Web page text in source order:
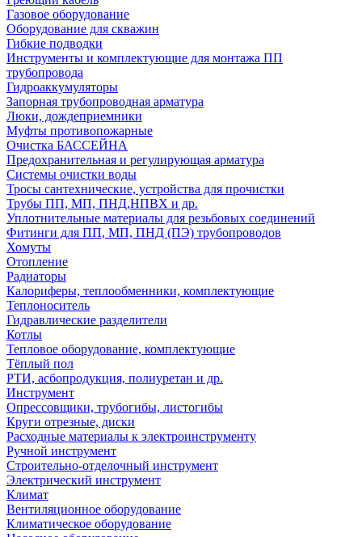
Газовое оборудование
Оборудование для скважин
Гибкие подводки
Инструменты и комплектующие для монтажа ПП
трубопровода
Гидроаккумуляторы
Запорная трубопроводная арматура
Люки, дождеприемники
Муфты противопожарные
Очистка БАССЕЙНА
Предохранительная и регулирующая арматура
Системы очистки воды
Тросы сантехнические, устройства для прочистки
Трубы ПП, МП, ПНД,НПВХ и др.
Уплотнительные материалы для резьбовых соединений
Фитинги для ПП, МП, ПНД (ПЭ) трубопроводов
Хомуты
Отопление
Радиаторы
Калориферы, теплообменники, комплектующие
Теплоноситель
Гидравлические разделители
Котлы
Тепловое оборудование, комплектующие
Тёплый пол
РТИ, асбопродукция, полиуретан и др.
Инструмент
Опрессовщики, трубогибы, листогибы
Круги отрезные, диски
Расходные материалы к электроинструменту
Ручной инструмент
Строительно-отделочный инструмент
Электрический инструмент
Климат
Вентиляционное оборудование
Климатическое оборудование